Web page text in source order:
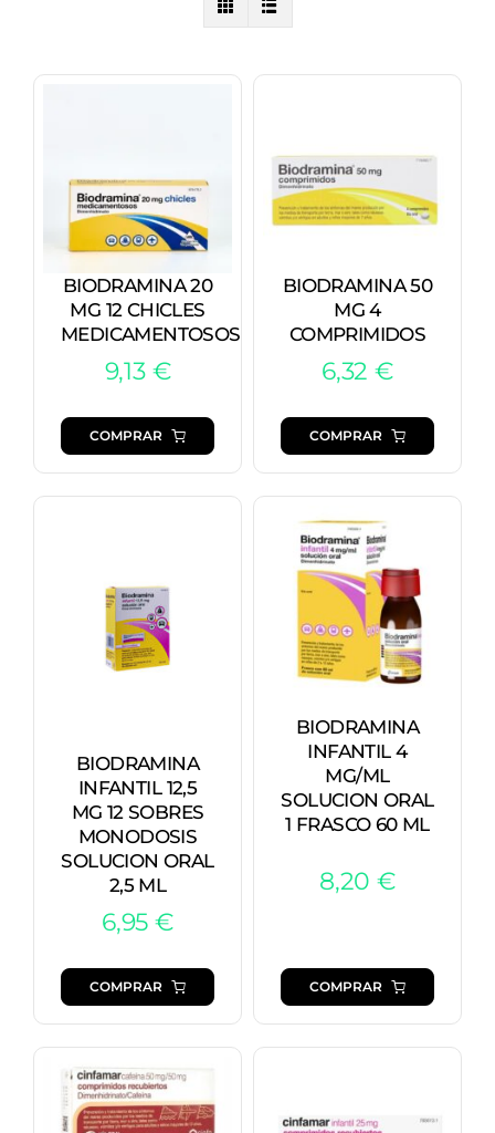
BIODRAMINA 20
MG 12 CHICLES
MEDICAMENTOSOS
9,13 €
COMPRAR
BIODRAMINA 50
MG 4
COMPRIMIDOS
6,32€
COMPRAR
BIODRAMINA
INFANTIL 12,5
MG 12 SOBRES
MONODOSIS
SOLUCION ORAL
2,5 ML
6,95€
COMPRAR
BIODRAMINA
INFANTIL 4
MG/ML
SOLUCION ORAL
1 FRASCO 60 ML
8,20€
COMPRAR